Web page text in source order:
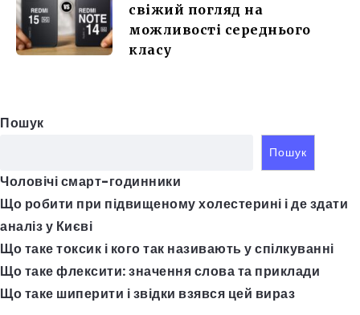
свіжий погляд на
можливості середнього
класу
Пошук
Пошук
Чоловічі смарт-годинники
Що робити при підвищеному холестерині і де здати
аналіз у Києві
Що таке токсик і кого так називають у спілкуванні
Що таке флексити: значення слова та приклади
Що таке шиперити і звідки взявся цей вираз